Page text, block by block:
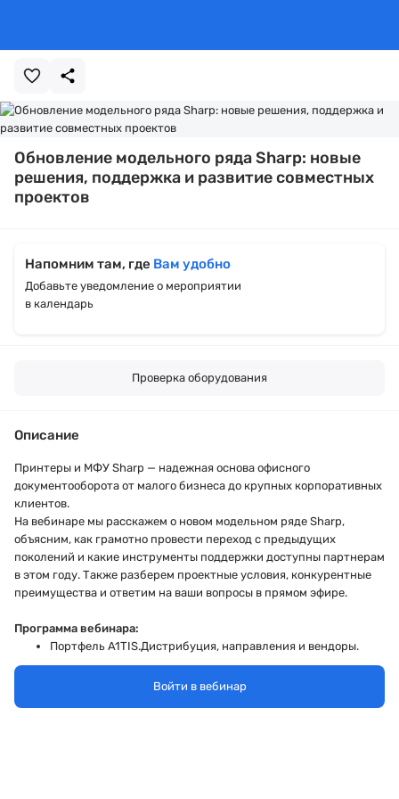
Обновление модельного ряда Sharp: новые
решения, поддержка и развитие совместных
проектов
Напомним там, где Вам удобно
Добавьте уведомление о мероприятии
в календарь
Проверка оборудования
Описание
Принтеры и МФУ Sharp — надежная основа офисного
документооборота от малого бизнеса до крупных корпоративных
клиентов.
На вебинаре мы расскажем о новом модельном ряде Sharp,
объясним, как грамотно провести переход с предыдущих
поколений и какие инструменты поддержки доступны партнерам
в этом году. Также разберем проектные условия, конкурентные
преимущества и ответим на ваши вопросы в прямом эфире.
Программа вебинара:
Портфель A1TIS.Дистрибуция, направления и вендоры.
Поддержка партнеров в 2026 году: условия, регистрация
проектов, техническая экспертиза
Войти в вебинар